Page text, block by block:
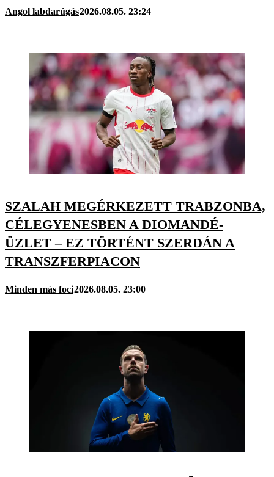
Angol labdarúgás2026.08.05. 23:24
SZALAH MEGÉRKEZETT TRABZONBA,
CÉLEGYENESBEN A DIOMANDÉ-
ÜZLET – EZ TÖRTÉNT SZERDÁN A
TRANSZFERPIACON
Minden más foci2026.08.05. 23:00